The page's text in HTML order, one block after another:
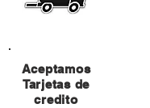
Aceptamos
Tarjetas de
credito